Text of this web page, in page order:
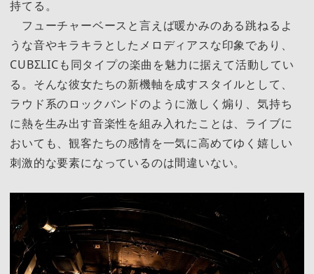
持てる。
フューチャーベースと言えば暖かみのある跳ねるよ
うな音やキラキラとしたメロディアスな印象であり、
CUBΣLICも同タイプの楽曲を魅力に据えて活動してい
る。そんな彼女たちの新機軸を成すスタイルとして、
ラウド系のロックバンドのように激しく煽り、気持ち
に熱を生み出す音楽性を組み入れたことは、ライブに
おいても、観客たちの感情を一気に高めてゆく嬉しい
刺激的な要素になっているのは間違いない。